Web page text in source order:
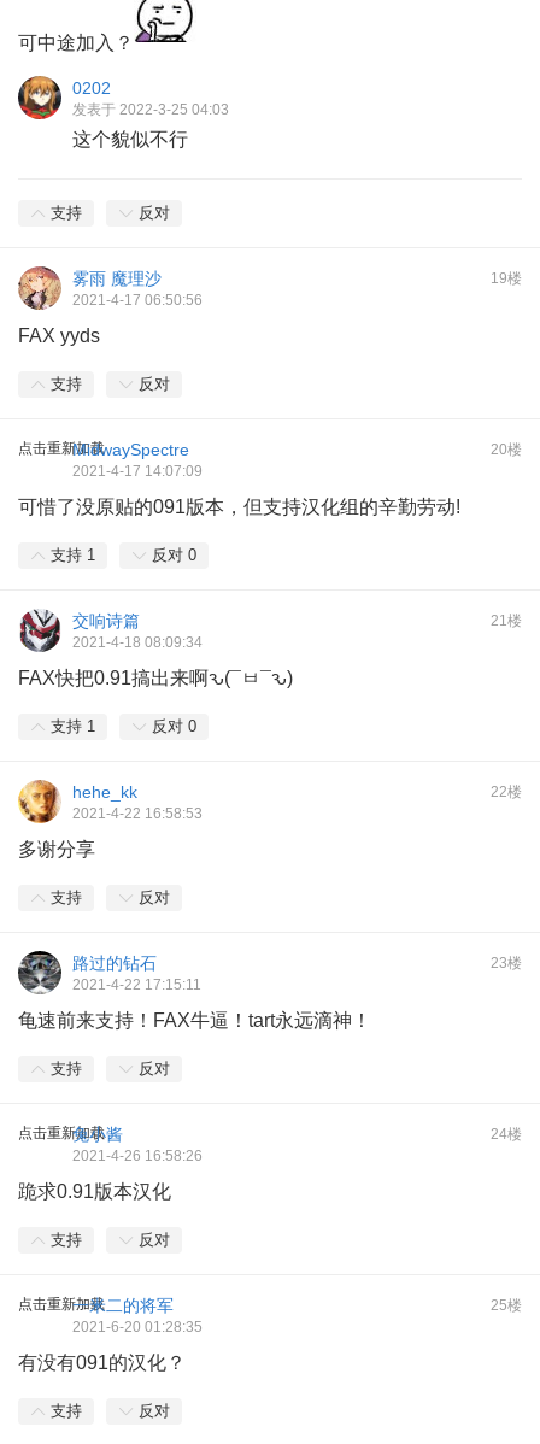
可中途加入？
0202
发表于 2022-3-25 04:03
这个貌似不行
支持 反对
19楼
雾雨 魔理沙
2021-4-17 06:50:56
FAX yyds
支持 反对
点击重新加载 20楼
MidwaySpectre
2021-4-17 14:07:09
可惜了没原贴的091版本，但支持汉化组的辛勤劳动!
支持 1 反对 0
21楼
交响诗篇
2021-4-18 08:09:34
FAX快把0.91搞出来啊ԅ(¯ㅂ¯ԅ)
支持 1 反对 0
22楼
hehe_kk
2021-4-22 16:58:53
多谢分享
支持 反对
23楼
路过的钻石
2021-4-22 17:15:11
龟速前来支持！FAX牛逼！tart永远滴神！
支持 反对
点击重新加载 24楼
兔小酱
2021-4-26 16:58:26
跪求0.91版本汉化
支持 反对
点击重新加载 25楼
一米二的将军
2021-6-20 01:28:35
有没有091的汉化？
支持 反对